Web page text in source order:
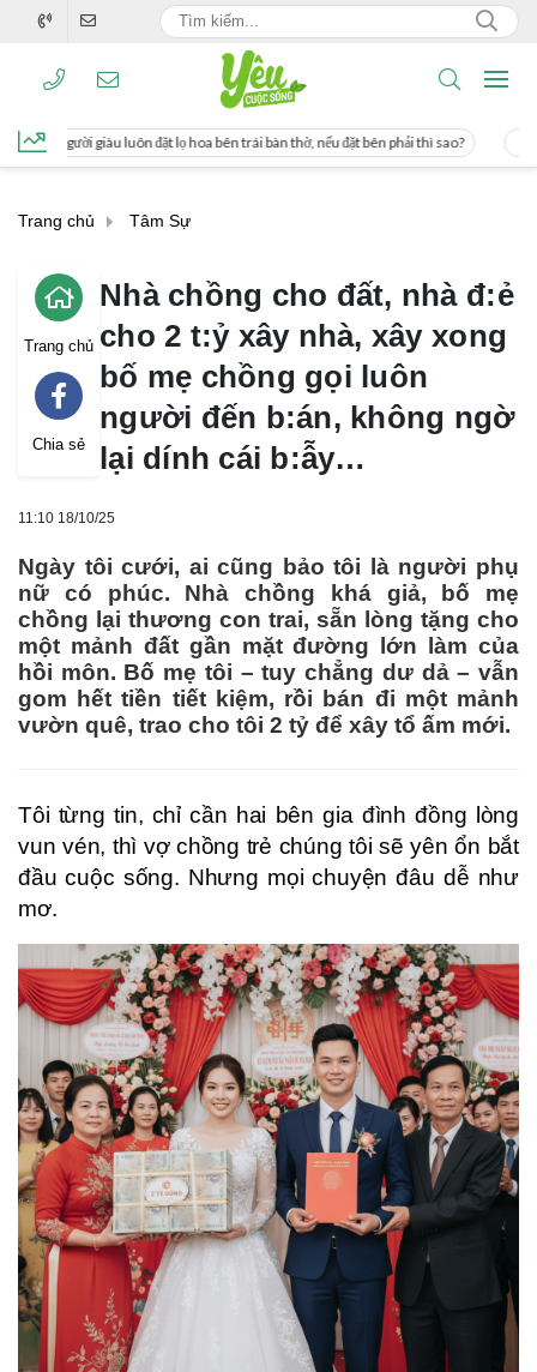
lọ hoa bên trái bàn thờ, nếu đặt bên phải thì sao? Cách uống nước mía giúp
Trang chủ Tâm Sự
Trang chủ
Chia sẻ
Nhà chồng cho đất, nhà đ:ẻ
cho 2 t:ỷ xây nhà, xây xong
bố mẹ chồng gọi luôn
người đến b:án, không ngờ
lại dính cái b:ẫy…
11:10 18/10/25
Ngày tôi cưới, ai cũng bảo tôi là người phụ
nữ có phúc. Nhà chồng khá giả, bố mẹ
chồng lại thương con trai, sẵn lòng tặng cho
một mảnh đất gần mặt đường lớn làm của
hồi môn. Bố mẹ tôi – tuy chẳng dư dả – vẫn
gom hết tiền tiết kiệm, rồi bán đi một mảnh
vườn quê, trao cho tôi 2 tỷ để xây tổ ấm mới.
Tôi từng tin, chỉ cần hai bên gia đình đồng lòng
vun vén, thì vợ chồng trẻ chúng tôi sẽ yên ổn bắt
đầu cuộc sống. Nhưng mọi chuyện đâu dễ như
mơ.